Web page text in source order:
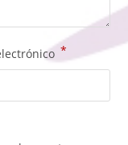
*